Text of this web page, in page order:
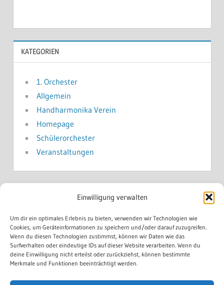
Einwilligung verwalten
Um dir ein optimales Erlebnis zu bieten, verwenden wir Technologien wie
Cookies, um Geräteinformationen zu speichern und/oder darauf zuzugreifen.
Wenn du diesen Technologien zustimmst, können wir Daten wie das
Surfverhalten oder eindeutige IDs auf dieser Website verarbeiten. Wenn du
deine Einwilligung nicht erteilst oder zurückziehst, können bestimmte
Merkmale und Funktionen beeinträchtigt werden.
KATEGORIEN
1. Orchester
Allgemein
Handharmonika Verein
Homepage
Schülerorchester
Veranstaltungen
Juni 2026(1)
April 2026(2)
Januar 2026(1)
Dezember 2025(1)
November 2025(1)